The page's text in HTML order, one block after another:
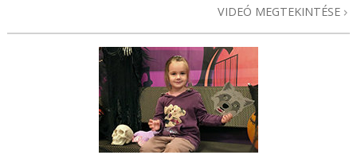
VIDEÓ MEGTEKINTÉSE